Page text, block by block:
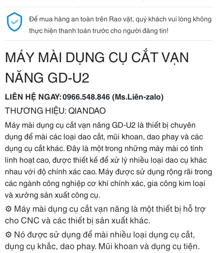
Để mua hàng an toàn trên Rao vặt, quý khách vui lòng không
thực hiện thanh toán trước cho người đăng tin!
MÁY MÀI DỤNG CỤ CẮT VẠN
NĂNG GD-U2
LIÊN HỆ NGAY: 0966.548.846 (Ms.Liên-zalo)
THƯƠNG HIỆU: QIANDAO
Máy mài dụng cụ cắt vạn năng GD-U2 là thiết bị chuyên
dụng để mài các loại dao cắt, mũi khoan, dao phay và các
dụng cụ cắt khác. Đây là một trong những máy mài có tính
linh hoạt cao, được thiết kế để xử lý nhiều loại dao cụ khác
nhau với độ chính xác cao. Máy được sử dụng rộng rãi trong
các ngành công nghiệp cơ khí chính xác, gia công kim loại
và xưởng sản xuất công cụ.
⚙️ Máy mài dụng cụ cắt vạn năng là một thiết bị hỗ trợ
cho CNC và các thiết bị sản xuất khác.
⚙️ Nó được sử dụng để mài nhiều loại dụng cụ cắt,
dụng cụ khắc, dao phay. Mũi khoan và dụng cụ tiện.